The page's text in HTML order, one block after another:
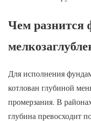
Чем разнится
Для исполнения
котлован глубиной
промерзания. В
глубина превосходит